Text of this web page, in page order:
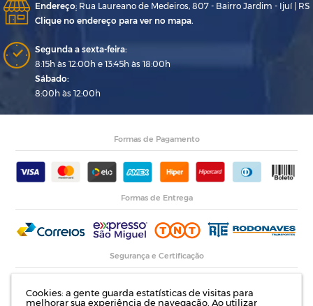
Cookies: a gente guarda estatísticas de visitas para
melhorar sua experiência de navegação. Ao utilizar
Endereço: Rua Laureano de Medeiros, 807 - Bairro Jardim - Ijuí | RS
Clique no endereço para ver no mapa.
Segunda a sexta-feira:
8:15h às 12:00h e 13:45h às 18:00h
Sábado:
8:00h às 12:00h
Formas de Pagamento
Formas de Entrega
Segurança e Certificação